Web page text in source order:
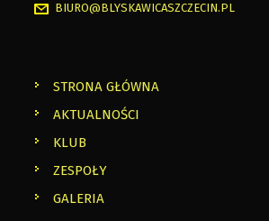
BIURO@BLYSKAWICASZCZECIN.PL
STRONA GŁÓWNA
AKTUALNOŚCI
KLUB
ZESPOŁY
GALERIA